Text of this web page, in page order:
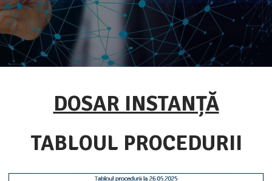
DOSAR INSTANȚĂ
TABLOUL PROCEDURII